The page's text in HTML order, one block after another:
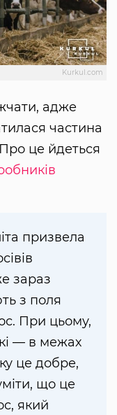
Kurkul.com
адже
частина
це йдеться
призвела
зараз
з поля
При цьому,
— в межах
це добре,
що це
який